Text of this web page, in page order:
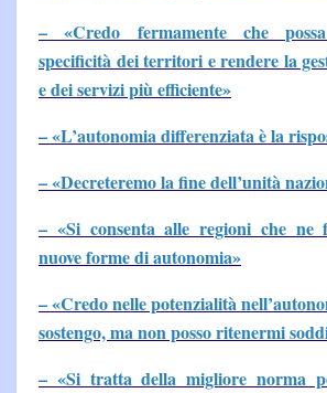
– «Credo fermamente che
specificità dei territori e rendere la
e dei servizi più efficiente»
– «L’autonomia differenziata è la
– «Decreteremo la fine dell’unità
– «Si consenta alle regioni che ne
nuove forme di autonomia»
– «Credo nelle potenzialità
sostengo, ma non posso ritenermi
– «Si tratta della migliore norma